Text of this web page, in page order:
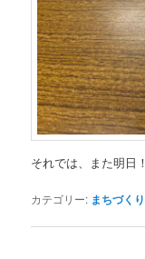
それでは、また明日！
カテゴリー: まちづくり